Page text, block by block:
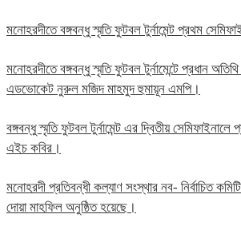
মনোহরদীতে বঙ্গবন্ধু স্মৃতি ফুটবল টুর্নামেন্ট প্রথম
মনোহরদীতে বঙ্গবন্ধু স্মৃতি ফুটবল টুর্নামেন্টে প্রধান অতিথি
এডভোকেট নুরুল মজিদ মাহমুদ হুমায়ূন এমপি।
বঙ্গবন্ধু স্মৃতি ফুটবল টুর্নামেন্ট এর দ্বিতীয়
এইচ কবির।
মনোহরদী প্রতিবন্ধী কল্যাণ সংস্থার নব- নির্বাচিত
দোয়া মাহফিল অনুষ্ঠিত হয়েছে।